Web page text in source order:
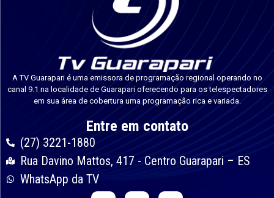
A TV Guarapari é uma emissora de programação regional operando no
canal 9.1 na localidade de Guarapari oferecendo para os telespectadores
em sua área de cobertura uma programação rica e variada.
Entre em contato
(27) 3221-1880
Rua Davino Mattos, 417 - Centro Guarapari – ES
WhatsApp da TV